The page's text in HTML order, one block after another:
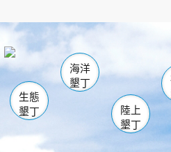
海生館
恆春
龍鑾潭自然中心
瓊麻館
關山 墾
白砂
生態
墾丁
海洋
墾丁
陸上
墾丁